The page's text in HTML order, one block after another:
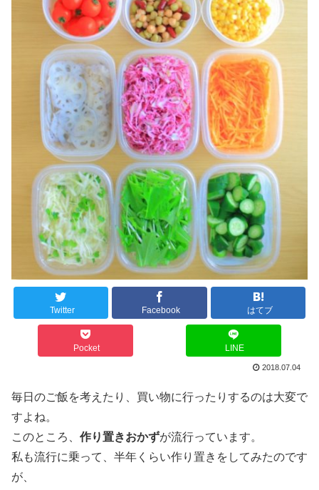
Twitter Facebook はてブ
Pocket LINE
2018.07.04
毎日のご飯を考えたり、買い物に行ったりするのは大変で
すよね。
このところ、 作り置きおかずが流行っています。
私も流行に乗って、半年くらい作り置きをしてみたのです
が、